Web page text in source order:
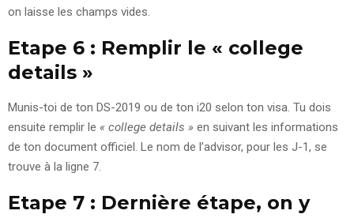
on laisse les champs vides.
Etape 6 : Remplir le « college
details »
Munis-toi de ton DS-2019 ou de ton i20 selon ton visa. Tu dois
ensuite remplir le « college details » en suivant les informations
de ton document officiel. Le nom de l’advisor, pour les J-1, se
trouve à la ligne 7.
Etape 7 : Dernière étape, on y